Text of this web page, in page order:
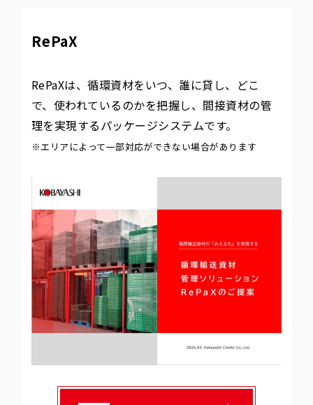
RePaX
RePaXは、循環資材をいつ、誰に貸し、どこ
で、使われているのかを把握し、間接資材の管
理を実現するパッケージシステムです。
※エリアによって一部対応ができない場合があります